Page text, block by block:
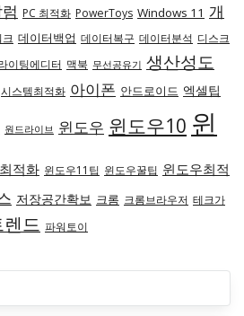
PC 최적화 PowerToys Windows 11 개
데이터백업 데이터복구 데이터분석 디스크
이팅에디터 맥북 무선공유기 생산성도
시스템최적화 아이폰 안드로이드 엑셀팁
원드라이브 윈도우 윈도우10 윈
적화 윈도우11팁 윈도우꿀팁 윈도우최적
저장공간확보 크롬 크롬브라우저 테크가
드 파워토이